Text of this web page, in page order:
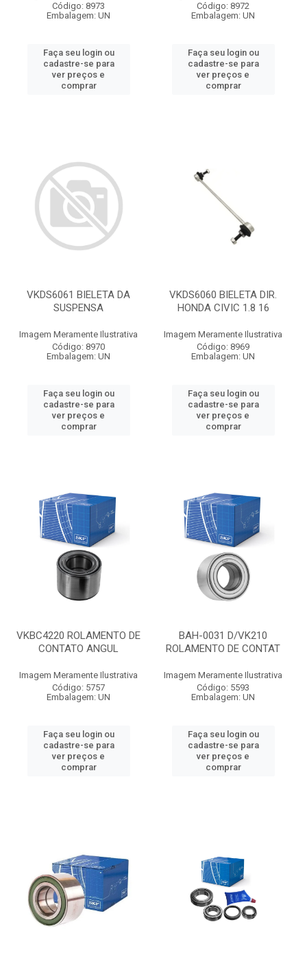
Código: 8973
Embalagem: UN
Faça seu login ou
cadastre-se para
ver preços e
comprar
Código: 8972
Embalagem: UN
Faça seu login ou
cadastre-se para
ver preços e
comprar
VKDS6061 BIELETA DA
SUSPENSA
Imagem Meramente Ilustrativa
Código: 8970
Embalagem: UN
Faça seu login ou
cadastre-se para
ver preços e
comprar
VKDS6060 BIELETA DIR.
HONDA CIVIC 1.8 16
Imagem Meramente Ilustrativa
Código: 8969
Embalagem: UN
Faça seu login ou
cadastre-se para
ver preços e
comprar
VKBC4220 ROLAMENTO DE
CONTATO ANGUL
Imagem Meramente Ilustrativa
Código: 5757
Embalagem: UN
Faça seu login ou
cadastre-se para
ver preços e
comprar
BAH-0031 D/VK210
ROLAMENTO DE CONTAT
Imagem Meramente Ilustrativa
Código: 5593
Embalagem: UN
Faça seu login ou
cadastre-se para
ver preços e
comprar